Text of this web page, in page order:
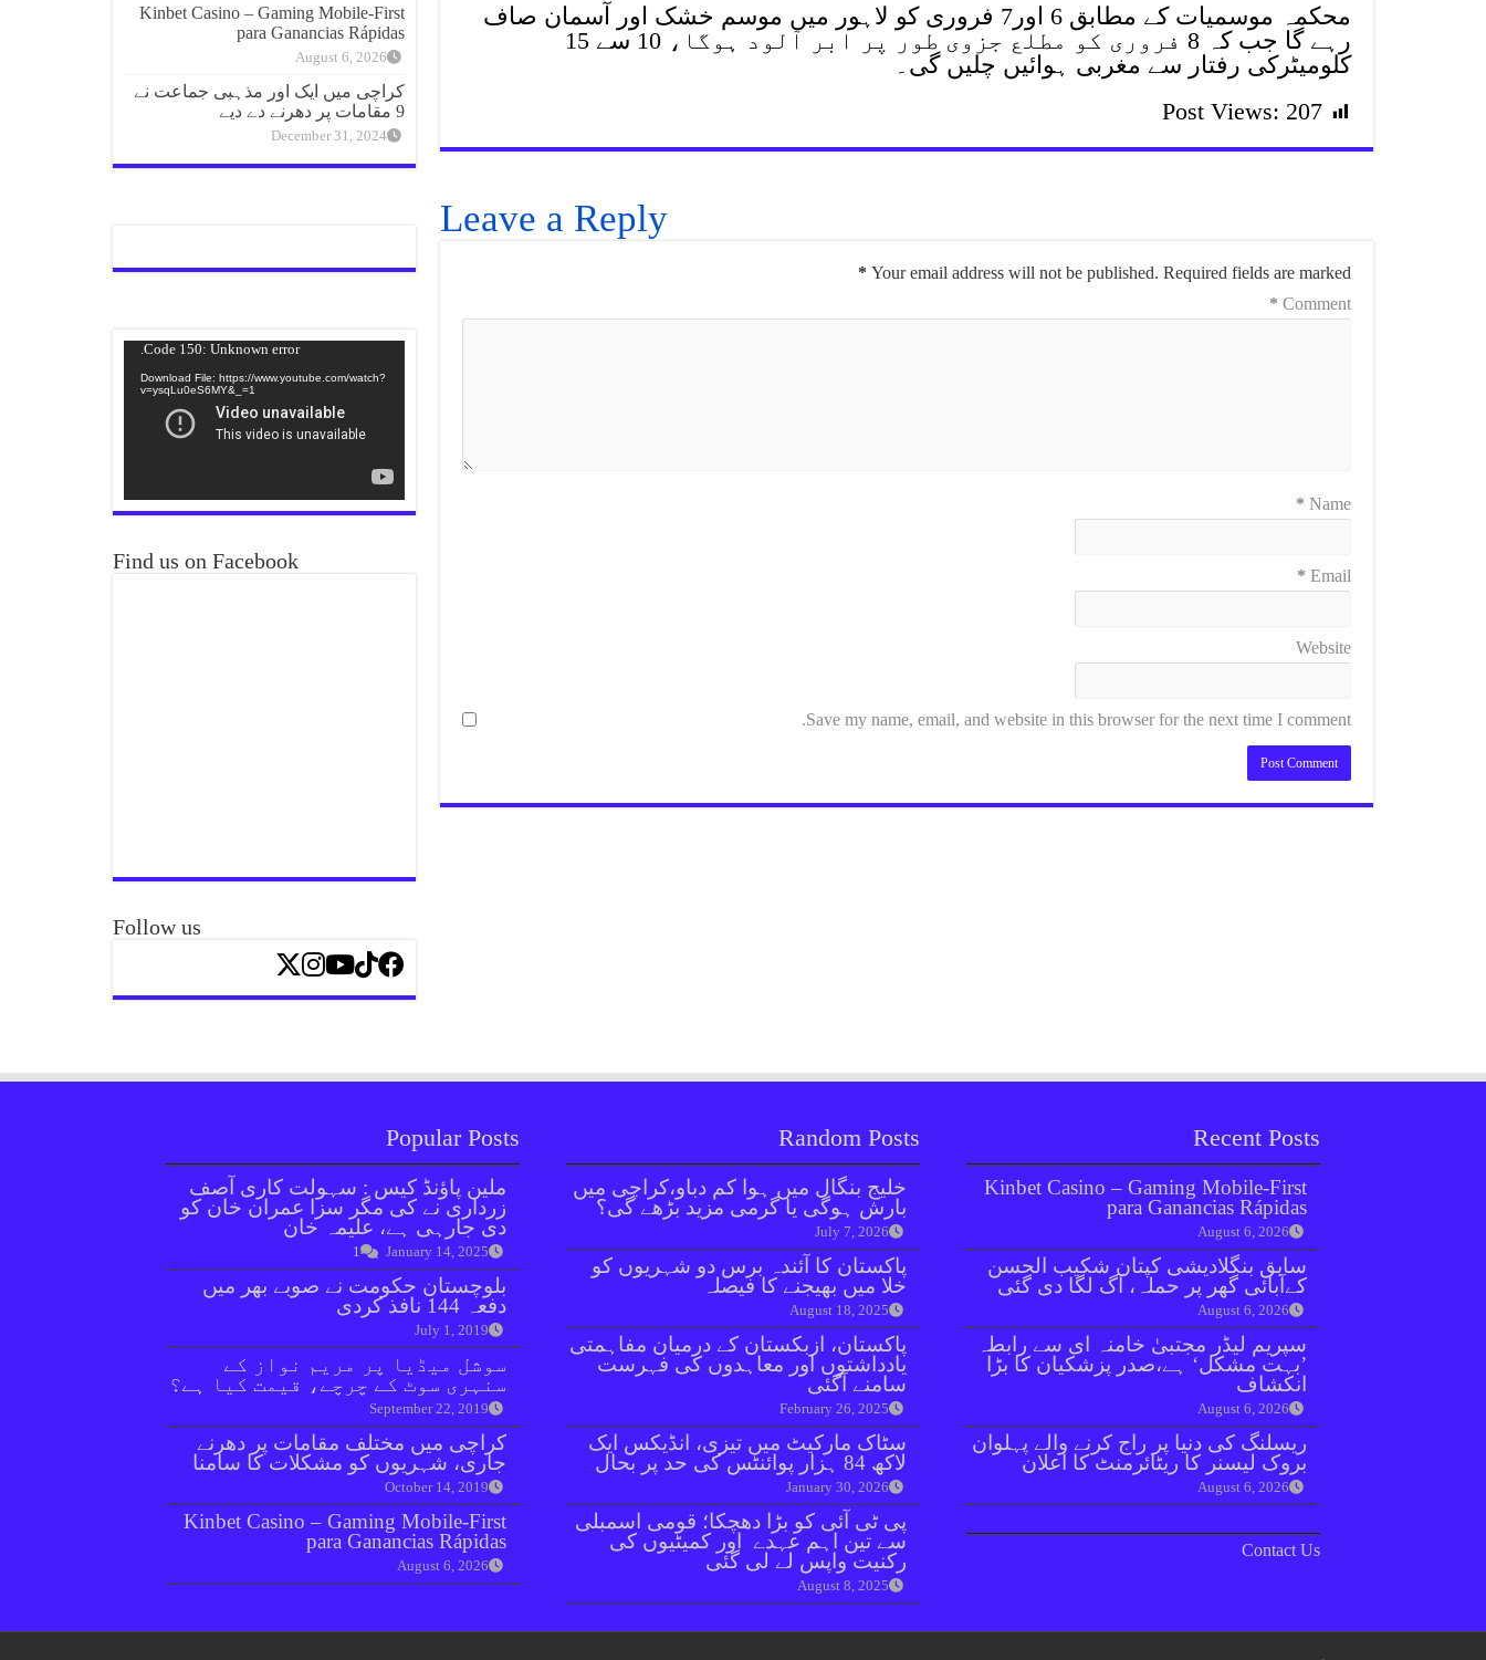
محکمہ موسمیات کے مطابق 6 اور7 فروری کو لاہور میں موسم خشک اور آسمان صاف
رہے گا جب کہ 8 فروری کو مطلع جزوی طور پر ابر آلود ہوگا، 10 سے 15
کلومیٹرکی رفتار سے مغربی ہوائیں چلیں گی۔
Post Views: 207
Leave a Reply
Your email address will not be published. Required fields are marked
*
Comment
*
Name
*
Email
*
Website
Save my name, email, and website in this browser for the next time I comment.
Kinbet Casino – Gaming Mobile‑First
para Ganancias Rápidas
August 6, 2026
کراچی میں ایک اور مذہبی جماعت نے
9 مقامات پر دھرنے دے دیے
December 31, 2024
Code 150: Unknown error.
Download File: https://www.youtube.com/watch?
v=ysqLu0eS6MY&_=1
Find us on Facebook
Follow us
Popular Posts
ملین پاؤنڈ کیس : سہولت کاری آصف
زرداری نے کی مگر سزا عمران خان کو
دی جارہی ہے، علیمہ خان
January 14, 2025
1
بلوچستان حکومت نے صوبے بھر میں
دفعہ 144 نافذ کردی
July 1, 2019
سوشل میڈیا پر مریم نواز کے
سنہری سوٹ کے چرچے، قیمت کیا ہے؟
September 22, 2019
کراچی میں مختلف مقامات پر دھرنے
جاری، شہریوں کو مشکلات کا سامنا
October 14, 2019
Kinbet Casino – Gaming Mobile‑First
para Ganancias Rápidas
August 6, 2026
Random Posts
خلیج بنگال میں ہوا کم دباو،کراچی میں
بارش ہوگی یا گرمی مزید بڑھے گی؟
July 7, 2026
پاکستان کا آئندہ برس دو شہریوں کو
خلا میں بھیجنے کا فیصلہ
August 18, 2025
پاکستان، ازبکستان کے درمیان مفاہمتی
یادداشتوں اور معاہدوں کی فہرست
سامنے آگئی
February 26, 2025
سٹاک مارکیٹ میں تیزی، انڈیکس ایک
لاکھ 84 ہزار پوائنٹس کی حد پر بحال
January 30, 2026
پی ٹی آئی کو بڑا دھچکا؛ قومی اسمبلی
سے تین اہم عہدے اور کمیٹیوں کی
رکنیت واپس لے لی گئی
August 8, 2025
Recent Posts
Kinbet Casino – Gaming Mobile‑First
para Ganancias Rápidas
August 6, 2026
سابق بنگلادیشی کپتان شکیب الحسن
کےآبائی گھر پر حملہ، آگ لگا دی گئی
August 6, 2026
سپریم لیڈر مجتبیٰ خامنہ ای سے رابطہ
’بہت مشکل‘ ہے،صدر پزشکیان کا بڑا
انکشاف
August 6, 2026
ریسلنگ کی دنیا پر راج کرنے والے پہلوان
بروک لیسنر کا ریٹائرمنٹ کا اعلان
August 6, 2026
Contact Us